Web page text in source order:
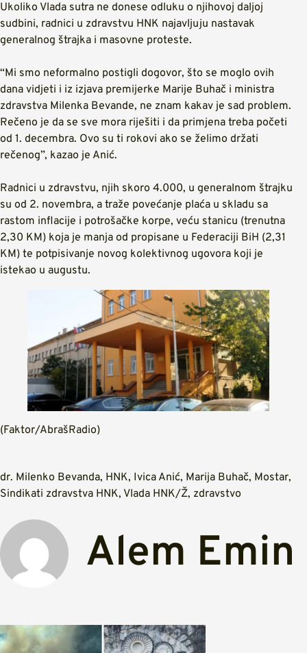
Ukoliko Vlada sutra ne donese odluku o njihovoj daljoj
sudbini, radnici u zdravstvu HNK najavljuju nastavak
generalnog štrajka i masovne proteste.
“Mi smo neformalno postigli dogovor, što se moglo ovih
dana vidjeti i iz izjava premijerke Marije Buhač i ministra
zdravstva Milenka Bevande, ne znam kakav je sad problem.
Rečeno je da se sve mora riješiti i da primjena treba početi
od 1. decembra. Ovo su ti rokovi ako se želimo držati
rečenog”, kazao je Anić.
Radnici u zdravstvu, njih skoro 4.000, u generalnom štrajku
su od 2. novembra, a traže povećanje plaća u skladu sa
rastom inflacije i potrošačke korpe, veću stanicu (trenutna
2,30 KM) koja je manja od propisane u Federaciji BiH (2,31
KM) te potpisivanje novog kolektivnog ugovora koji je
istekao u augustu.
(Faktor/AbrašRadio)
dr. Milenko Bevanda, HNK, Ivica Anić, Marija Buhač, Mostar,
Sindikati zdravstva HNK, Vlada HNK/Ž, zdravstvo
Alem Emin